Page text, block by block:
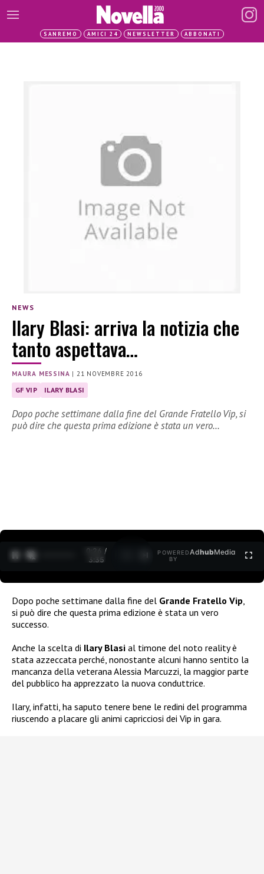
SANREMO AMICI 24 NEWSLETTER ABBONATI
NEWS
Ilary Blasi: arriva la notizia che
tanto aspettava…
MAURA MESSINA | 21 NOVEMBRE 2016
GF VIP ILARY BLASI
Dopo poche settimane dalla fine del Grande Fratello Vip, si
può dire che questa prima edizione è stata un vero…
0:26 /
3:35
POWERED
BY
AdhubMedia
Dopo poche settimane dalla fine del Grande Fratello Vip
si può dire che questa prima edizione è stata un vero
successo.
Anche la scelta di Ilary Blasi al timone del noto reality è
stata azzeccata perché, nonostante alcuni hanno sentito la
mancanza della veterana Alessia Marcuzzi, la maggior parte
del pubblico ha apprezzato la nuova conduttrice.
Ilary, infatti, ha saputo tenere bene le redini del programma
riuscendo a placare gli animi capricciosi dei Vip in gara.